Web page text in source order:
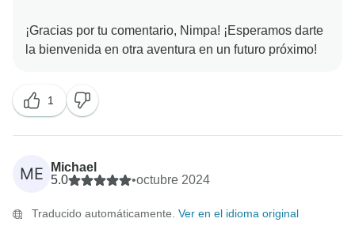
¡Gracias por tu comentario, Nimpa! ¡Esperamos darte
1
ME
Michael
5.0
•octubre 2024
Traducido automáticamente. Ver en el idioma original